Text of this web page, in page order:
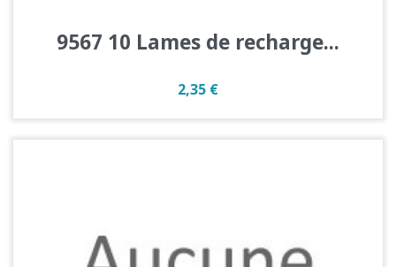
9567 10 Lames de recharge...
Prix
2,35 €